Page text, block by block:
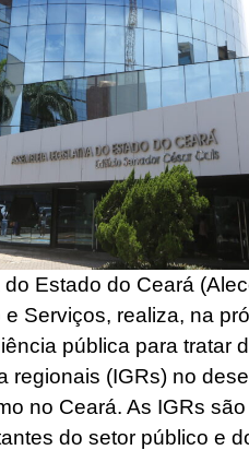
Estado do Ceará
Serviços, realiza, na
pública para tratar
regionais (IGRs) no
no Ceará. As IGRs
do setor público e